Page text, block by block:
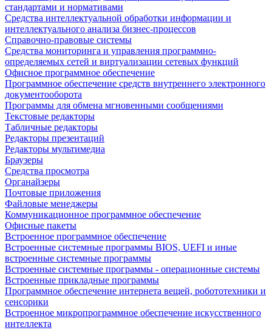
стандартами и нормативами
Средства интеллектуальной обработки информации и
интеллектуального анализа бизнес-процессов
Справочно-правовые системы
Средства мониторинга и управления программно-
определяемых сетей и виртуализации сетевых функций
Офисное программное обеспечение
Программное обеспечение средств внутреннего электронного
документооборота
Программы для обмена мгновенными сообщениями
Текстовые редакторы
Табличные редакторы
Редакторы презентаций
Редакторы мультимедиа
Браузеры
Средства просмотра
Органайзеры
Почтовые приложения
Файловые менеджеры
Коммуникационное программное обеспечение
Офисные пакеты
Встроенное программное обеспечение
Встроенные системные программы BIOS, UEFI и иные
встроенные системные программы
Встроенные системные программы - операционные системы
Встроенные прикладные программы
Программное обеспечение интернета вещей, робототехники и
сенсорики
Встроенное микропрограммное обеспечение искусственного
интеллекта